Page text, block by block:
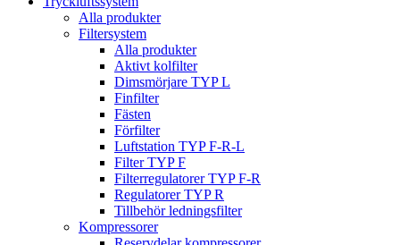
Alla produkter
Filtersystem
Alla produkter
Aktivt kolfilter
Dimsmörjare TYP L
Finfilter
Fästen
Förfilter
Luftstation TYP F-R-L
Filter TYP F
Filterregulatorer TYP F-R
Regulatorer TYP R
Tillbehör ledningsfilter
Kompressorer